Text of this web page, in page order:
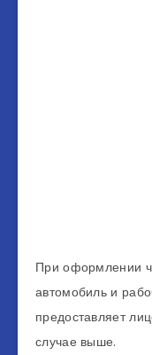
При оформлении
автомобиль и
предоставляет
случае выше.